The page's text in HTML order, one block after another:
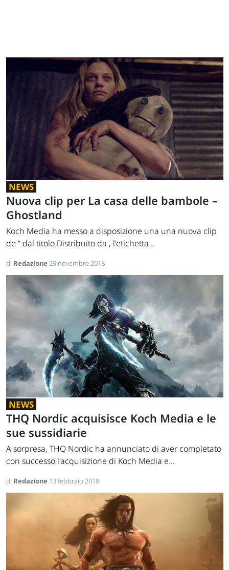
NEWS
Nuova clip per La casa delle bambole –
Ghostland
Koch Media ha messo a disposizione una una nuova clip
de “ dal titolo.Distribuito da , l'etichetta...
di Redazione29 novembre 2018
NEWS
THQ Nordic acquisisce Koch Media e le
sue sussidiarie
A sorpresa, THQ Nordic ha annunciato di aver completato
con successo l'acquisizione di Koch Media e...
di Redazione 13 febbraio 2018